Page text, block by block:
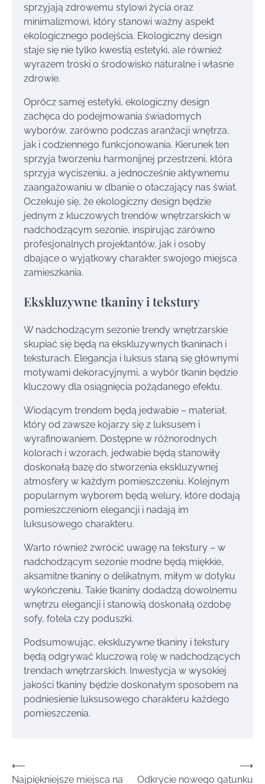
sprzyjają zdrowemu stylowi życia oraz
minimalizmowi, który stanowi ważny aspekt
ekologicznego podejścia. Ekologiczny design
staje się nie tylko kwestią estetyki, ale również
wyrazem troski o środowisko naturalne i własne
zdrowie.
Oprócz samej estetyki, ekologiczny design
zachęca do podejmowania świadomych
wyborów, zarówno podczas aranżacji wnętrza,
jak i codziennego funkcjonowania. Kierunek ten
sprzyja tworzeniu harmonijnej przestrzeni, która
sprzyja wyciszeniu, a jednocześnie aktywnemu
zaangażowaniu w dbanie o otaczający nas świat.
Oczekuje się, że ekologiczny design będzie
jednym z kluczowych trendów wnętrzarskich w
nadchodzącym sezonie, inspirując zarówno
profesjonalnych projektantów, jak i osoby
dbające o wyjątkowy charakter swojego miejsca
zamieszkania.
Ekskluzywne tkaniny i tekstury
W nadchodzącym sezonie trendy wnętrzarskie
skupiać się będą na ekskluzywnych tkaninach i
teksturach. Elegancja i luksus staną się głównymi
motywami dekoracyjnymi, a wybór tkanin będzie
kluczowy dla osiągnięcia pożądanego efektu.
Wiodącym trendem będą jedwabie – materiał,
który od zawsze kojarzy się z luksusem i
wyrafinowaniem. Dostępne w różnorodnych
kolorach i wzorach, jedwabie będą stanowiły
doskonałą bazę do stworzenia ekskluzywnej
atmosfery w każdym pomieszczeniu. Kolejnym
popularnym wyborem będą welury, które dodają
pomieszczeniom elegancji i nadają im
luksusowego charakteru.
Warto również zwrócić uwagę na tekstury – w
nadchodzącym sezonie modne będą miękkie,
aksamitne tkaniny o delikatnym, miłym w dotyku
wykończeniu. Takie tkaniny dodadzą dowolnemu
wnętrzu elegancji i stanowią doskonałą ozdobę
sofy, fotela czy poduszki.
Podsumowując, ekskluzywne tkaniny i tekstury
będą odgrywać kluczową rolę w nadchodzących
trendach wnętrzarskich. Inwestycja w wysokiej
jakości tkaniny będzie doskonałym sposobem na
podniesienie luksusowego charakteru każdego
pomieszczenia.
Nawigacja
⟵
Najpiękniejsze miejsca na
Odkrycie nowego gatunku
⟶